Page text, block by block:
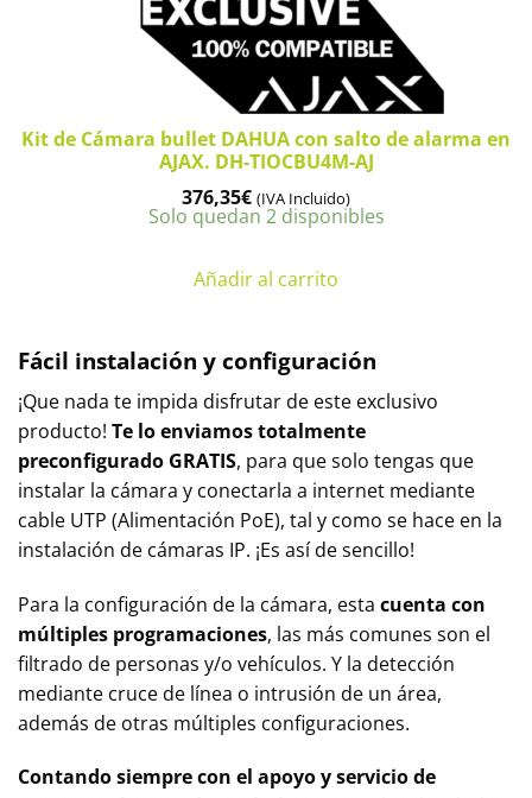
Kit de Cámara bullet DAHUA con salto de alarma en
AJAX. DH-TIOCBU4M-AJ
376,35€ (IVA Incluido)
Solo quedan 2 disponibles
Añadir al carrito
Fácil instalación y configuración
¡Que nada te impida disfrutar de este exclusivo
producto! Te lo enviamos totalmente
preconfigurado GRATIS, para que solo tengas que
instalar la cámara y conectarla a internet mediante
cable UTP (Alimentación PoE), tal y como se hace en la
instalación de cámaras IP. ¡Es así de sencillo!
Para la configuración de la cámara, esta cuenta con
múltiples programaciones, las más comunes son el
filtrado de personas y/o vehículos. Y la detección
mediante cruce de línea o intrusión de un área,
además de otras múltiples configuraciones.
Contando siempre con el apoyo y servicio de